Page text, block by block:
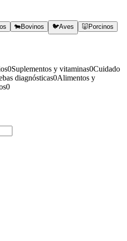
🐄Bovinos 🐦Aves 🐷 Porcinos
0Suplementos y vitaminas0Cuidado
diagnósticas0Alimentos y
0